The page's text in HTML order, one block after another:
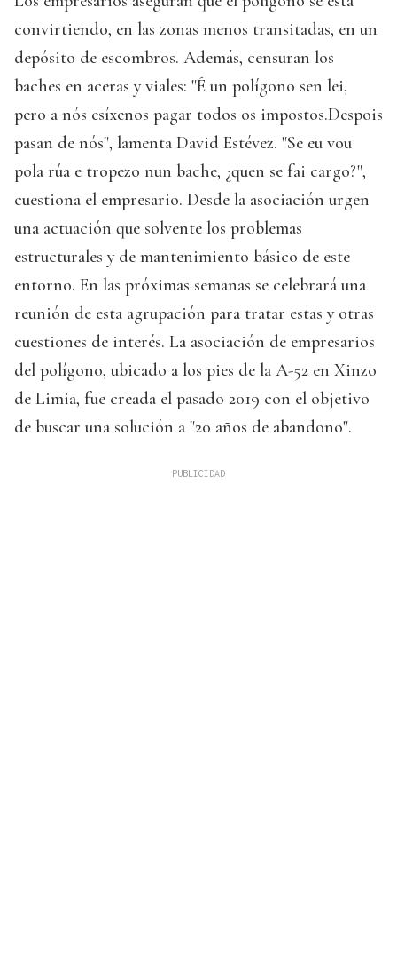
convirtiendo, en las zonas menos transitadas, en un
depósito de escombros. Además, censuran los
baches en aceras y viales: "É un polígono sen lei,
pero a nós esíxenos pagar todos os impostos.Despois
pasan de nós", lamenta David Estévez. "Se eu vou
pola rúa e tropezo nun bache, ¿quen se fai cargo?",
cuestiona el empresario. Desde la asociación urgen
una actuación que solvente los problemas
estructurales y de mantenimiento básico de este
entorno. En las próximas semanas se celebrará una
reunión de esta agrupación para tratar estas y otras
cuestiones de interés. La asociación de empresarios
del polígono, ubicado a los pies de la A-52 en Xinzo
de Limia, fue creada el pasado 2019 con el objetivo
de buscar una solución a "20 años de abandono".